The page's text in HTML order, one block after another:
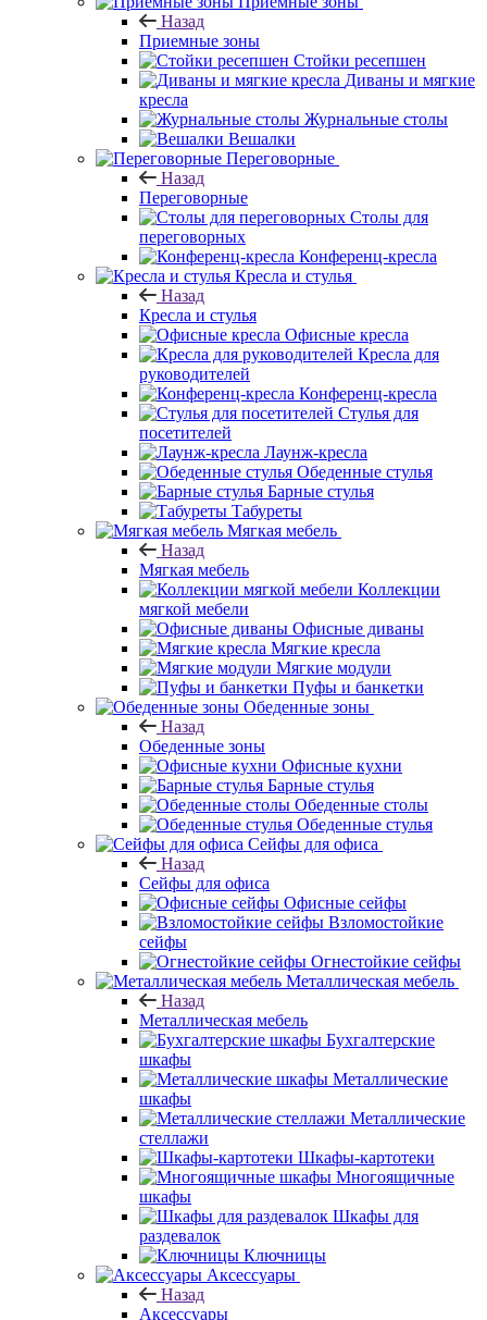
Назад
Приемные зоны
Стойки ресепшен
Диваны и мягкие
кресла
Журнальные столы
Вешалки
Переговорные
Назад
Переговорные
Столы для
переговорных
Конференц-кресла
Кресла и стулья
Назад
Кресла и стулья
Офисные кресла
Кресла для
руководителей
Конференц-кресла
Стулья для
посетителей
Лаунж-кресла
Обеденные стулья
Барные стулья
Табуреты
Мягкая мебель
Назад
Мягкая мебель
Коллекции
мягкой мебели
Офисные диваны
Мягкие кресла
Мягкие модули
Пуфы и банкетки
Обеденные зоны
Назад
Обеденные зоны
Офисные кухни
Барные стулья
Обеденные столы
Обеденные стулья
Сейфы для офиса
Назад
Сейфы для офиса
Офисные сейфы
Взломостойкие
сейфы
Огнестойкие сейфы
Металлическая мебель
Назад
Металлическая мебель
Бухгалтерские
шкафы
Металлические
шкафы
Металлические
стеллажи
Шкафы-картотеки
Многоящичные
шкафы
Шкафы для
раздевалок
Ключницы
Аксессуары
Назад
Аксессуары